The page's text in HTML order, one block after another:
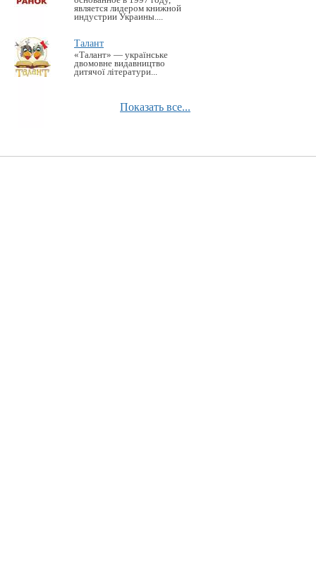
является лидером книжной
индустрии Украины....
Талант
«Талант» — українське
двомовне видавництво
дитячої літератури...
Показать все...